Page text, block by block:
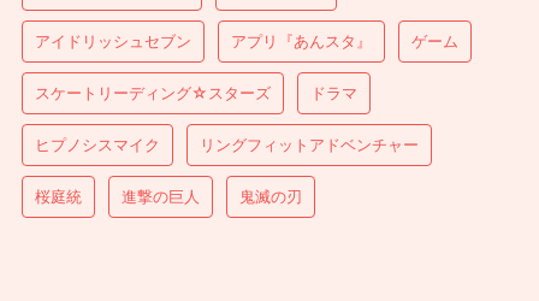
アイドリッシュセブン アプリ『あんスタ』 ゲーム
スケートリーディング☆スターズ ドラマ
ヒプノシスマイク リングフィットアドベンチャー
桜庭統 進撃の巨人 鬼滅の刃